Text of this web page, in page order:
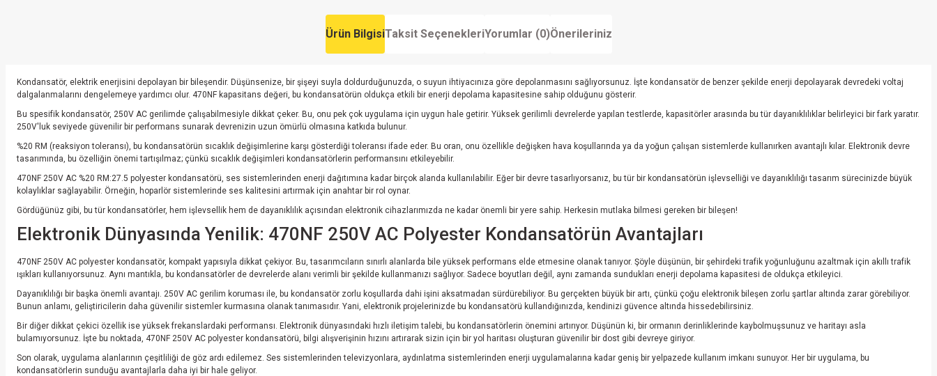
Ürün BilgisiTaksit SeçenekleriYorumlar (0)Önerileriniz
Kondansatör, elektrik enerjisini depolayan bir bileşendir. Düşünsenize, bir şişeyi suyla doldurduğunuzda, o suyun ihtiyacınıza göre depolanmasını sağlıyorsunuz. İşte kondansatör de benzer şekilde enerji depolayarak devredeki voltaj
dalgalanmalarını dengelemeye yardımcı olur. 470NF kapasitans değeri, bu kondansatörün oldukça etkili bir enerji depolama kapasitesine sahip olduğunu gösterir.
Bu spesifik kondansatör, 250V AC gerilimde çalışabilmesiyle dikkat çeker. Bu, onu pek çok uygulama için uygun hale getirir. Yüksek gerilimli devrelerde yapılan testlerde, kapasitörler arasında bu tür dayanıklılıklar belirleyici bir fark yaratır.
250V'luk seviyede güvenilir bir performans sunarak devrenizin uzun ömürlü olmasına katkıda bulunur.
%20 RM (reaksiyon toleransı), bu kondansatörün sıcaklık değişimlerine karşı gösterdiği toleransı ifade eder. Bu oran, onu özellikle değişken hava koşullarında ya da yoğun çalışan sistemlerde kullanırken avantajlı kılar. Elektronik devre
tasarımında, bu özelliğin önemi tartışılmaz; çünkü sıcaklık değişimleri kondansatörlerin performansını etkileyebilir.
470NF 250V AC %20 RM:27.5 polyester kondansatörü, ses sistemlerinden enerji dağıtımına kadar birçok alanda kullanılabilir. Eğer bir devre tasarlıyorsanız, bu tür bir kondansatörün işlevselliği ve dayanıklılığı tasarım sürecinizde büyük
kolaylıklar sağlayabilir. Örneğin, hoparlör sistemlerinde ses kalitesini artırmak için anahtar bir rol oynar.
Gördüğünüz gibi, bu tür kondansatörler, hem işlevsellik hem de dayanıklılık açısından elektronik cihazlarımızda ne kadar önemli bir yere sahip. Herkesin mutlaka bilmesi gereken bir bileşen!
Elektronik Dünyasında Yenilik: 470NF 250V AC Polyester Kondansatörün Avantajları
470NF 250V AC polyester kondansatör, kompakt yapısıyla dikkat çekiyor. Bu, tasarımcıların sınırlı alanlarda bile yüksek performans elde etmesine olanak tanıyor. Şöyle düşünün, bir şehirdeki trafik yoğunluğunu azaltmak için akıllı trafik
ışıkları kullanıyorsunuz. Aynı mantıkla, bu kondansatörler de devrelerde alanı verimli bir şekilde kullanmanızı sağlıyor. Sadece boyutları değil, aynı zamanda sundukları enerji depolama kapasitesi de oldukça etkileyici.
Dayanıklılığı bir başka önemli avantajı. 250V AC gerilim koruması ile, bu kondansatör zorlu koşullarda dahi işini aksatmadan sürdürebiliyor. Bu gerçekten büyük bir artı, çünkü çoğu elektronik bileşen zorlu şartlar altında zarar görebiliyor.
Bunun anlamı, geliştiricilerin daha güvenilir sistemler kurmasına olanak tanımasıdır. Yani, elektronik projelerinizde bu kondansatörü kullandığınızda, kendinizi güvence altında hissedebilirsiniz.
Bir diğer dikkat çekici özellik ise yüksek frekanslardaki performansı. Elektronik dünyasındaki hızlı iletişim talebi, bu kondansatörlerin önemini artırıyor. Düşünün ki, bir ormanın derinliklerinde kaybolmuşsunuz ve haritayı asla
bulamıyorsunuz. İşte bu noktada, 470NF 250V AC polyester kondansatörü, bilgi alışverişinin hızını artırarak sizin için bir yol haritası oluşturan güvenilir bir dost gibi devreye giriyor.
Son olarak, uygulama alanlarının çeşitliliği de göz ardı edilemez. Ses sistemlerinden televizyonlara, aydınlatma sistemlerinden enerji uygulamalarına kadar geniş bir yelpazede kullanım imkanı sunuyor. Her bir uygulama, bu
kondansatörlerin sunduğu avantajlarla daha iyi bir hale geliyor.